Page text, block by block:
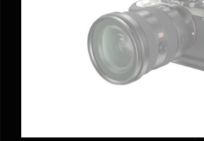
AJOUTER AU PANIER /